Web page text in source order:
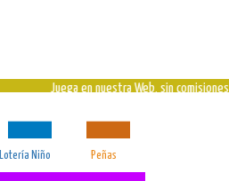
Juega en nuestra Web, sin comisiones
Lotería Niño Peñas